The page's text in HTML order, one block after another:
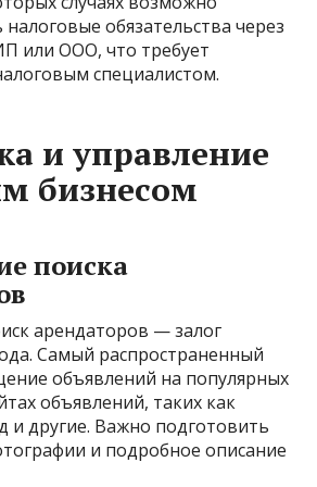
обязательства через
или ООО, что требует
специалистом.
и управление
бизнесом
поиска
арендаторов — залог
Самый распространенный
объявлений на популярных
объявлений, таких как
другие. Важно подготовить
и подробное описание